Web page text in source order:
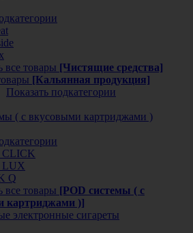
все товары [Чистящие средства]
[Кальянная продукция]
Показать подкатегории
( с вкусовыми картриджами )
CLICK
LUX
Q
все товары [POD системы ( с
картриджами )]
электронные сигареты